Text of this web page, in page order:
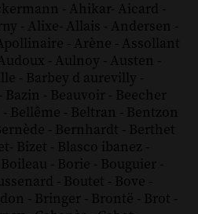
- Ahikar- Aicard -
- Alixe- Allais - Andersen -
- Arène - Assollant
- Aulnoy - Austen -
- Barbey d aurevilly -
- Bazin - Beauvoir - Beecher
- Bellême - Beltran - Bentzon
- Bernhardt - Berthet
- Bizet - Blasco ibanez -
Boileau - Borie - Bouguier -
- Boutet - Bove -
- Bringer - Brontë - Brot -